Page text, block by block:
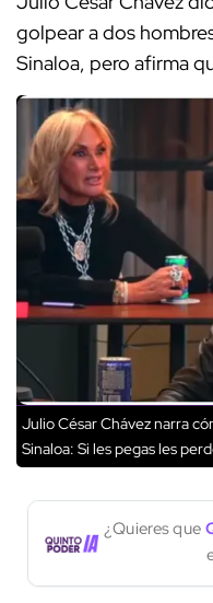
golpear a dos
Sinaloa, pero afirma
Julio César Chávez narra
Sinaloa: Si les pegas les
¿Quieres que